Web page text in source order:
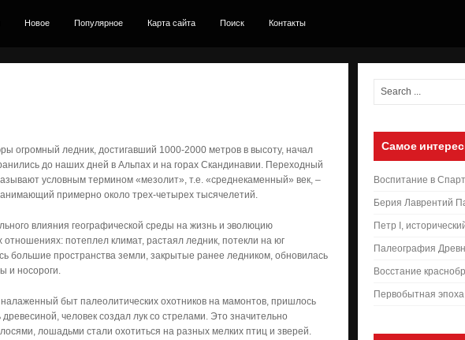
Новое Популярное Карта сайта Поиск Контакты
огромный ледник, достигавший 1000-2000 метров в высоту, начал
до наших дней в Альпах и на горах Скандинавии. Переходный
условным термином «мезолит», т.е. «среднекаменный» век, –
примерно около трех-четырех тысячелетий.
влияния географической среды на жизнь и эволюцию
потеплел климат, растаял ледник, потекли на юг
большие пространства земли, закрытые ранее ледником, обновилась
и носороги.
быт палеолитических охотников на мамонтов, пришлось
человек создал лук со стрелами. Это значительно
лошадьми стали охотиться на разных мелких птиц и зверей.
Самое
Воспитание в
Берия Лаврентий
Петр I,
Палеография
Восстание
Первобытная